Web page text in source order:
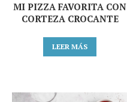
MI PIZZA FAVORITA CON
CORTEZA CROCANTE
LEER MÁS